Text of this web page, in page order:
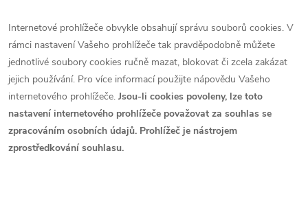
Internetové prohlížeče obvykle obsahují správu souborů cookies. V
rámci nastavení Vašeho prohlížeče tak pravděpodobně můžete
jednotlivé soubory cookies ručně mazat, blokovat či zcela zakázat
jejich používání. Pro více informací použijte nápovědu Vašeho
internetového prohlížeče. Jsou-li cookies povoleny, lze toto
nastavení internetového prohlížeče považovat za souhlas se
zpracováním osobních údajů. Prohlížeč je nástrojem
zprostředkování souhlasu.